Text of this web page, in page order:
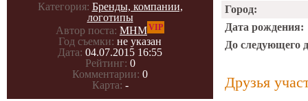
Категория: Бренды, компании,
логотипы
Автор поста: МНМVIP
Год съемки: не указан
Дата: 04.07.2015 16:55
Рейтинг: 0
Комментарии: 0
Карта: -
Город:
Дата рождения:
До следующего
Друзья